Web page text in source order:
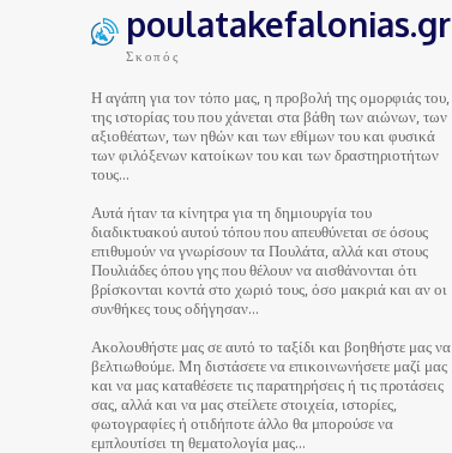
poulatakefalonias.gr
Σκοπός
Η αγάπη για τον τόπο μας, η προβολή της ομορφιάς του,
της ιστορίας του που χάνεται στα βάθη των αιώνων, των
αξιοθέατων, των ηθών και των εθίμων του και φυσικά
των φιλόξενων κατοίκων του και των δραστηριοτήτων
τους…
Αυτά ήταν τα κίνητρα για τη δημιουργία του
διαδικτυακού αυτού τόπου που απευθύνεται σε όσους
επιθυμούν να γνωρίσουν τα Πουλάτα, αλλά και στους
Πουλιάδες όπου γης που θέλουν να αισθάνονται ότι
βρίσκονται κοντά στο χωριό τους, όσο μακριά και αν οι
συνθήκες τους οδήγησαν…
Ακολουθήστε μας σε αυτό το ταξίδι και βοηθήστε μας να
βελτιωθούμε. Μη διστάσετε να επικοινωνήσετε μαζί μας
και να μας καταθέσετε τις παρατηρήσεις ή τις προτάσεις
σας, αλλά και να μας στείλετε στοιχεία, ιστορίες,
φωτογραφίες ή οτιδήποτε άλλο θα μπορούσε να
εμπλουτίσει τη θεματολογία μας…